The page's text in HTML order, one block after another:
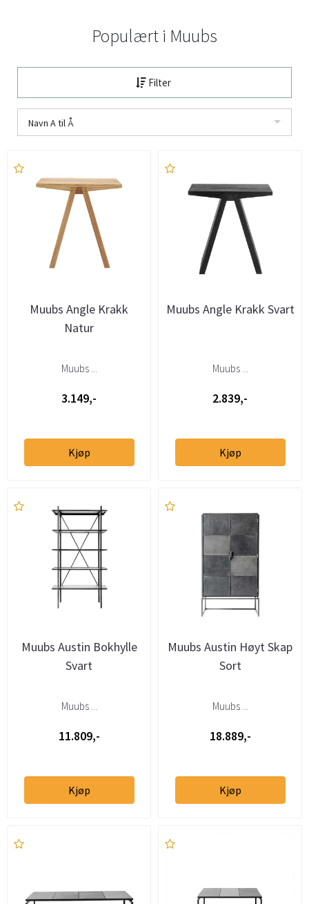
Populært i Muubs
Filter
Navn A til Å
Muubs Angle Krakk
Natur
Muubs ...
3.149,-
Kjøp
Muubs Angle Krakk Svart
Muubs ...
2.839,-
Kjøp
Muubs Austin Bokhylle
Svart
Muubs ...
11.809,-
Kjøp
Muubs Austin Høyt Skap
Sort
Muubs ...
18.889,-
Kjøp